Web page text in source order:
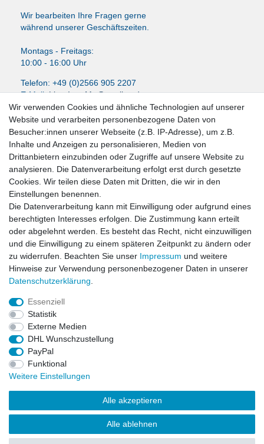
Wir bearbeiten Ihre Fragen gerne
während unserer Geschäftszeiten.
Montags - Freitags:
10:00 - 16:00 Uhr
Telefon: +49 (0)2566 905 2207
E-Mail:LissyInterMo@t-online.de
News-Letter abonieren
VORNAME NACHNAME
E-MAIL **
Newsletter
Honig
Hiermit bestätige ich, dass ich dieDaten­schutz­erklärunggelesen habe. Meine
Einwilligung kann ich jederzeit widerrufen.**
Abonnieren
Impressum
Widerrufs­recht
Wir verwenden Cookies und ähnliche Technologien auf unserer
Website und verarbeiten personenbezogene Daten von
Besucher:innen unserer Webseite (z.B. IP-Adresse), um z.B.
Inhalte und Anzeigen zu personalisieren, Medien von
Drittanbietern einzubinden oder Zugriffe auf unsere Website zu
analysieren. Die Datenverarbeitung erfolgt erst durch gesetzte
Cookies. Wir teilen diese Daten mit Dritten, die wir in den
Einstellungen benennen.
Die Datenverarbeitung kann mit Einwilligung oder aufgrund eines
berechtigten Interesses erfolgen. Die Zustimmung kann erteilt
oder abgelehnt werden. Es besteht das Recht, nicht einzuwilligen
und die Einwilligung zu einem späteren Zeitpunkt zu ändern oder
zu widerrufen. Beachten Sie unser Impressum und weitere
Hinweise zur Verwendung personenbezogener Daten in unserer
Daten­schutz­erklärung
Essenziell
Statistik
Externe Medien
DHL Wunschzustellung
PayPal
Funktional
Weitere Einstellungen
Alle akzeptieren
Alle ablehnen
LissyInterMo Modellautos Modellbausätze Vitrinen Modellautos
bekannter Hersteller Autoart Minichamps 1:43 1:18 1:12
Sonderangebote Top-Angebote Neu OVP Modelcars